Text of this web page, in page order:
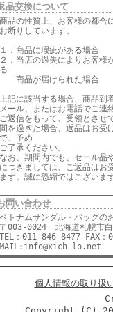
品交換について
商品の性質上、お客様の都合
お断りしています。
１．商品に瑕疵がある場合
２．当店の過失によりお客様
る
商品が届けられた場合
上記に該当する場合、商品到
メール、またはお電話でご連
ご返信をもって、受領とさせ
間を過ぎた場合、返品はお受
で、予め
ご了承ください。
なお、期間内でも、セール品
につきましては、ご返品はお
ます。誠に恐縮ではございま
問い合わせ
ベトナムサンダル・バッグ
〒003-0024 北海道札幌市
TEL：011-846-8477 FAX：
MAIL:info@xich-lo.net
個人情報の取り扱